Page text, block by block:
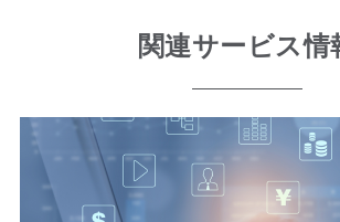
関連サービス情